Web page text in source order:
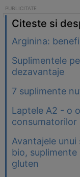
Citeste si
Arginina:
Suplimentele
dezavantaje
7 suplimente
Laptele A2 - o
consumatorilor
Avantajele
bio,
gluten